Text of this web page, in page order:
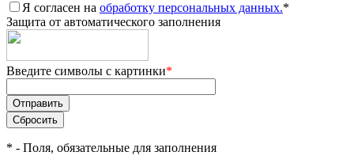
Я согласен на обработку персональных данных.*
Защита от автоматического заполнения
Введите символы с картинки*
* - Поля, обязательные для заполнения